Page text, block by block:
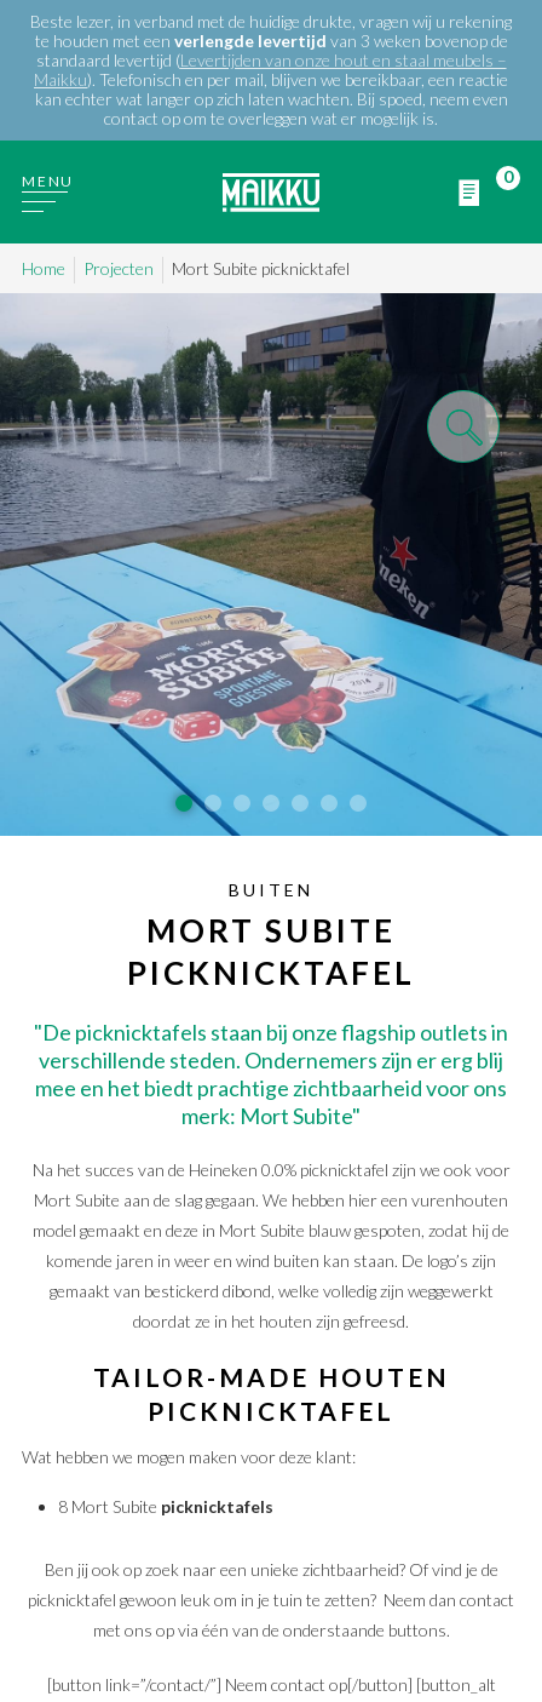
Beste lezer, in verband met de huidige drukte, vragen wij u rekening
te houden met een verlengde levertijd van 3 weken bovenop de
standaard levertijd (Levertijden van onze hout en staal meubels –
Maikku). Telefonisch en per mail, blijven we bereikbaar, een reactie
kan echter wat langer op zich laten wachten. Bij spoed, neem even
contact op om te overleggen wat er mogelijk is.
MENU 0
WIE ZIJN WIJ
PRODUCTEN
PROJECTEN
BLOG
SAMPLE SALE
Maatwerk aanvragen
Levering en Retour
Levertijden
Contact
Home Projecten Mort Subite picknicktafel
BUITEN
MORT SUBITE
PICKNICKTAFEL
"De picknicktafels staan bij onze flagship outlets in
verschillende steden. Ondernemers zijn er erg blij
mee en het biedt prachtige zichtbaarheid voor ons
merk: Mort Subite"
Na het succes van de Heineken 0.0% picknicktafel zijn we ook voor
Mort Subite aan de slag gegaan. We hebben hier een vurenhouten
model gemaakt en deze in Mort Subite blauw gespoten, zodat hij de
komende jaren in weer en wind buiten kan staan. De logo’s zijn
gemaakt van bestickerd dibond, welke volledig zijn weggewerkt
doordat ze in het houten zijn gefreesd.
TAILOR-MADE HOUTEN
PICKNICKTAFEL
Wat hebben we mogen maken voor deze klant:
8 Mort Subite picknicktafels
Ben jij ook op zoek naar een unieke zichtbaarheid? Of vind je de
picknicktafel gewoon leuk om in je tuin te zetten? Neem dan contact
met ons op via één van de onderstaande buttons.
[button link=”/contact/”] Neem contact op[/button] [button_alt